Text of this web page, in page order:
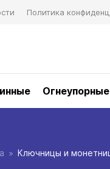
Политика
Ключницы и